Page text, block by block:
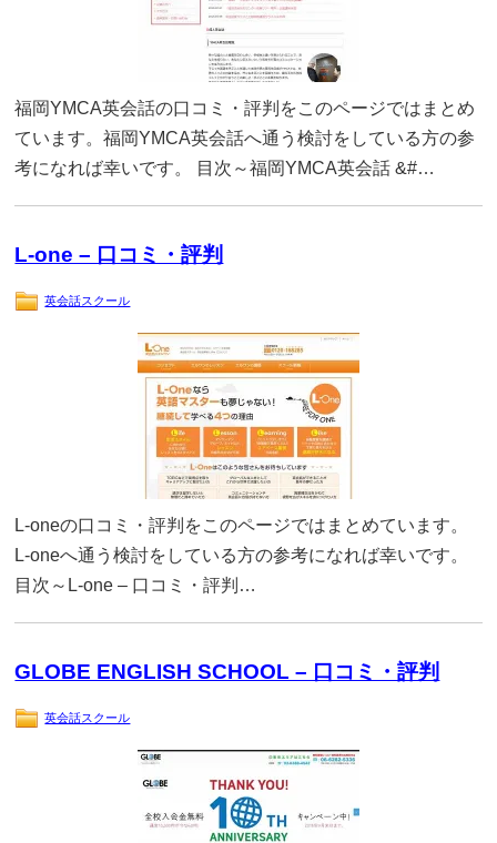
福岡YMCA英会話の口コミ・評判をこのページではまとめ
ています。福岡YMCA英会話へ通う検討をしている方の参
考になれば幸いです。 目次～福岡YMCA英会話 &#…
L-one – 口コミ・評判
英会話スクール
L-oneの口コミ・評判をこのページではまとめています。
L-oneへ通う検討をしている方の参考になれば幸いです。
目次～L-one – 口コミ・評判…
GLOBE ENGLISH SCHOOL – 口コミ・評判
英会話スクール